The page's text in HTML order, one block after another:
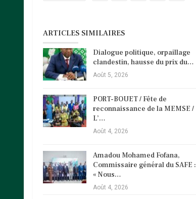
ARTICLES SIMILAIRES
Dialogue politique, orpaillage
clandestin, hausse du prix du…
Août 5, 2026
PORT-BOUET / Fête de
reconnaissance de la MEMSE /
L’…
Août 4, 2026
Amadou Mohamed Fofana,
Commissaire général du SAFE :
« Nous…
Août 4, 2026